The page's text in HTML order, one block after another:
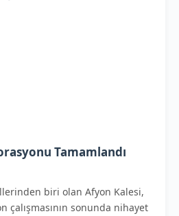
Tamamlandı
biri olan Afyon Kalesi,
çalışmasının sonunda nihayet